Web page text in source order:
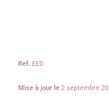
Ref. EED
Mise à jour le 2 septembre